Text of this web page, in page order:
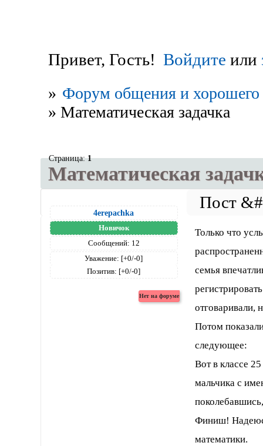
Привет, Гость! Войдите или
» Форум общения и хорошего
» Математическая задачка
Математическая
Страница:1
4erepachka
Новичок
Сообщений: 12
Уважение: [+0/-0]
Позитив: [+0/-0]
Только что
семья
отговаривали,
Потом
следующее:
Вот в классе
мальчика с
Финиш!
математики.